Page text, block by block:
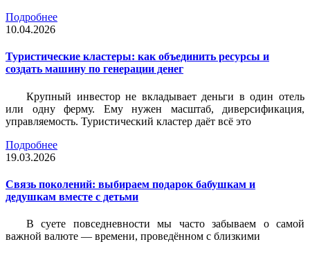
Подробнее
10.04.2026
Туристические кластеры: как объединить ресурсы и
создать машину по генерации денег
Крупный инвестор не вкладывает деньги в один отель
или одну ферму. Ему нужен масштаб, диверсификация,
управляемость. Туристический кластер даёт всё это
Подробнее
19.03.2026
Связь поколений: выбираем подарок бабушкам и
дедушкам вместе с детьми
В суете повседневности мы часто забываем о самой
важной валюте — времени, проведённом с близкими